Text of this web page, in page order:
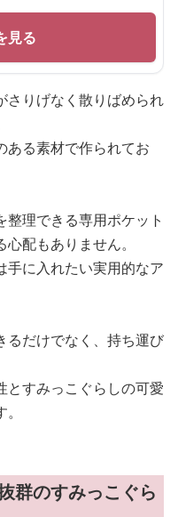
見る
さりげなく散りばめられ
ある素材で作られてお
理できる専用ポケット
配もありません。
手に入れたい実用的なア
るだけでなく、持ち運び
とすみっこぐらしの可愛
群のすみっこぐら